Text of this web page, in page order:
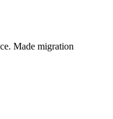
Made migration